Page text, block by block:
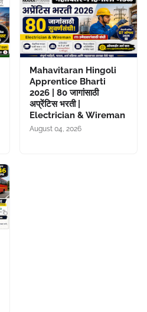
Mahavitaran Hingoli
Apprentice Bharti
2026 | 80 जागांसाठी
अप्रेंटिस भरती |
Electrician & Wireman
August 04, 2026